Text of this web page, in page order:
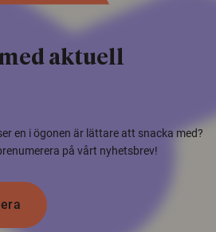
aktuell
en i ögonen är lättare att snacka med?
på vårt nyhetsbrev!